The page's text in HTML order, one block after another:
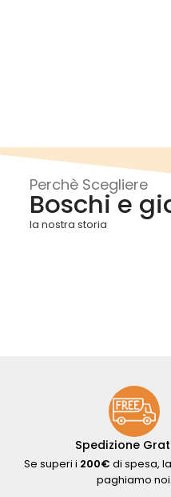
Perchè Scegliere
Boschi e
la nostra storia
Spedizione
Se superi i 200€ di spesa,
paghiamo noi.